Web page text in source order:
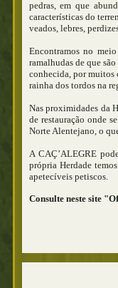
pedras, em que
características do
veados, lebres,
Encontramos no
ramalhudas de que
conhecida, por muitos
rainha dos tordos na
Nas proximidades da
de restauração onde
Norte Alentejano, o
A CAÇ’ALEGRE
própria Herdade
apetecíveis petiscos.
Consulte neste site